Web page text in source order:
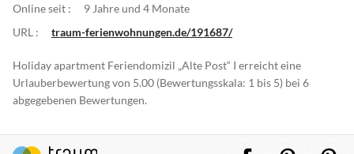
Online seit :
9 Jahre und 4 Monate
URL :
traum-ferienwohnungen.de/191687/
Holiday apartment Feriendomizil „Alte Post“ I erreicht eine
Urlauberbewertung von 5.00 (Bewertungsskala: 1 bis 5) bei 6
abgegebenen Bewertungen.